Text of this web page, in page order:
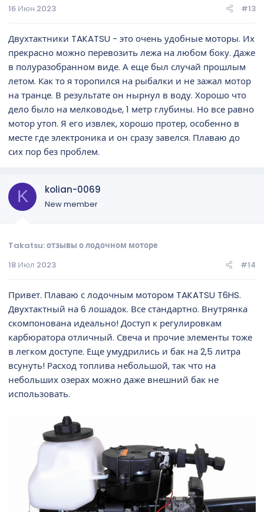
16 Июн 2023
#13
Двухтактники TAKATSU - это очень удобные моторы. Их
прекрасно можно перевозить лежа на любом боку. Даже
в полуразобранном виде. А еще был случай прошлым
летом. Как то я торопился на рыбалки и не зажал мотор
на транце. В результате он нырнул в воду. Хорошо что
дело было на мелководье, 1 метр глубины. Но все равно
мотор утоп. Я его извлек, хорошо протер, особенно в
месте где электроника и он сразу завелся. Плаваю до
сих пор без проблем.
K kolian-0069
New member
Takatsu: отзывы о лодочном моторе
18 Июл 2023
#14
Привет. Плаваю с лодочным мотором TAKATSU T6HS.
Двухтактный на 6 лошадок. Все стандартно. Внутрянка
скомпонована идеально! Доступ к регулировкам
карбюратора отличный. Свеча и прочие элементы тоже
в легком доступе. Еще умудрились и бак на 2,5 литра
всунуть! Расход топлива небольшой, так что на
небольших озерах можно даже внешний бак не
использовать.